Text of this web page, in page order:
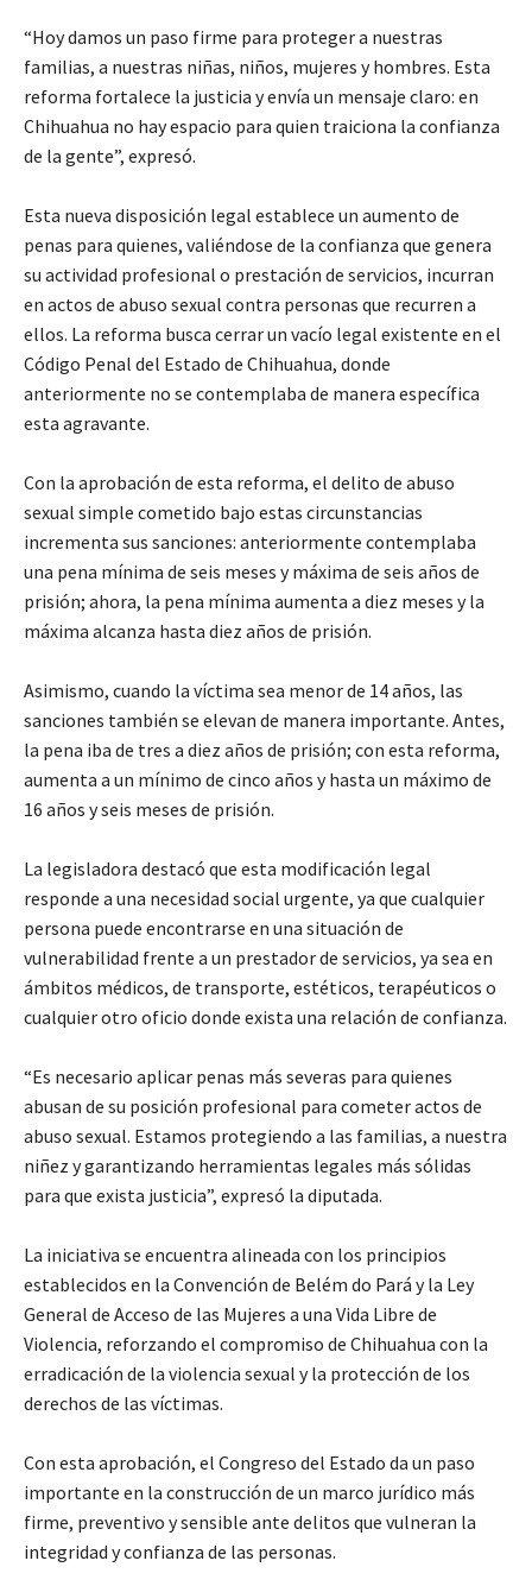
“Hoy damos un paso firme para proteger a nuestras
familias, a nuestras niñas, niños, mujeres y hombres. Esta
reforma fortalece la justicia y envía un mensaje claro: en
Chihuahua no hay espacio para quien traiciona la confianza
de la gente”, expresó.
Esta nueva disposición legal establece un aumento de
penas para quienes, valiéndose de la confianza que genera
su actividad profesional o prestación de servicios, incurran
en actos de abuso sexual contra personas que recurren a
ellos. La reforma busca cerrar un vacío legal existente en el
Código Penal del Estado de Chihuahua, donde
anteriormente no se contemplaba de manera específica
esta agravante.
Con la aprobación de esta reforma, el delito de abuso
sexual simple cometido bajo estas circunstancias
incrementa sus sanciones: anteriormente contemplaba
una pena mínima de seis meses y máxima de seis años de
prisión; ahora, la pena mínima aumenta a diez meses y la
máxima alcanza hasta diez años de prisión.
Asimismo, cuando la víctima sea menor de 14 años, las
sanciones también se elevan de manera importante. Antes,
la pena iba de tres a diez años de prisión; con esta reforma,
aumenta a un mínimo de cinco años y hasta un máximo de
16 años y seis meses de prisión.
La legisladora destacó que esta modificación legal
responde a una necesidad social urgente, ya que cualquier
persona puede encontrarse en una situación de
vulnerabilidad frente a un prestador de servicios, ya sea en
ámbitos médicos, de transporte, estéticos, terapéuticos o
cualquier otro oficio donde exista una relación de confianza.
“Es necesario aplicar penas más severas para quienes
abusan de su posición profesional para cometer actos de
abuso sexual. Estamos protegiendo a las familias, a nuestra
niñez y garantizando herramientas legales más sólidas
para que exista justicia”, expresó la diputada.
La iniciativa se encuentra alineada con los principios
establecidos en la Convención de Belém do Pará y la Ley
General de Acceso de las Mujeres a una Vida Libre de
Violencia, reforzando el compromiso de Chihuahua con la
erradicación de la violencia sexual y la protección de los
derechos de las víctimas.
Con esta aprobación, el Congreso del Estado da un paso
importante en la construcción de un marco jurídico más
firme, preventivo y sensible ante delitos que vulneran la
integridad y confianza de las personas.